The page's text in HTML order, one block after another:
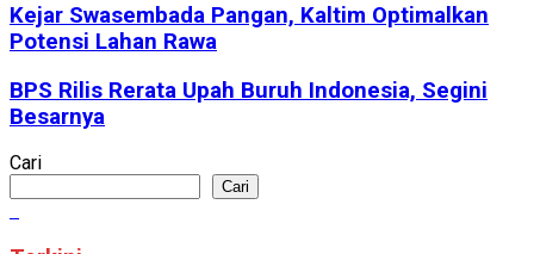
Kejar Swasembada Pangan, Kaltim Optimalkan
Potensi Lahan Rawa
BPS Rilis Rerata Upah Buruh Indonesia, Segini
Besarnya
Cari
Cari